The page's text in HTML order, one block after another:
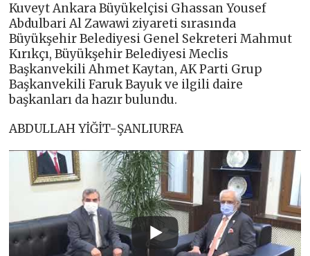
Kuveyt Ankara Büyükelçisi Ghassan Yousef
Abdulbari Al Zawawi ziyareti sırasında
Büyükşehir Belediyesi Genel Sekreteri Mahmut
Kırıkçı, Büyükşehir Belediyesi Meclis
Başkanvekili Ahmet Kaytan, AK Parti Grup
Başkanvekili Faruk Bayuk ve ilgili daire
başkanları da hazır bulundu.
ABDULLAH YİĞİT-ŞANLIURFA